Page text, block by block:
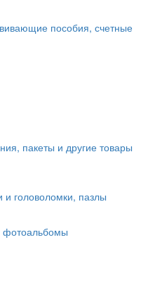
пособия, счетные
пакеты и другие товары
и головоломки, пазлы
фотоальбомы